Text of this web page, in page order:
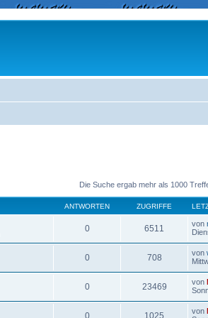
Die Suche ergab mehr als 1000
ANTWORTEN ZUGRIFFE
0 6511 von
0 708 von
0 23469 von
0 1025 von